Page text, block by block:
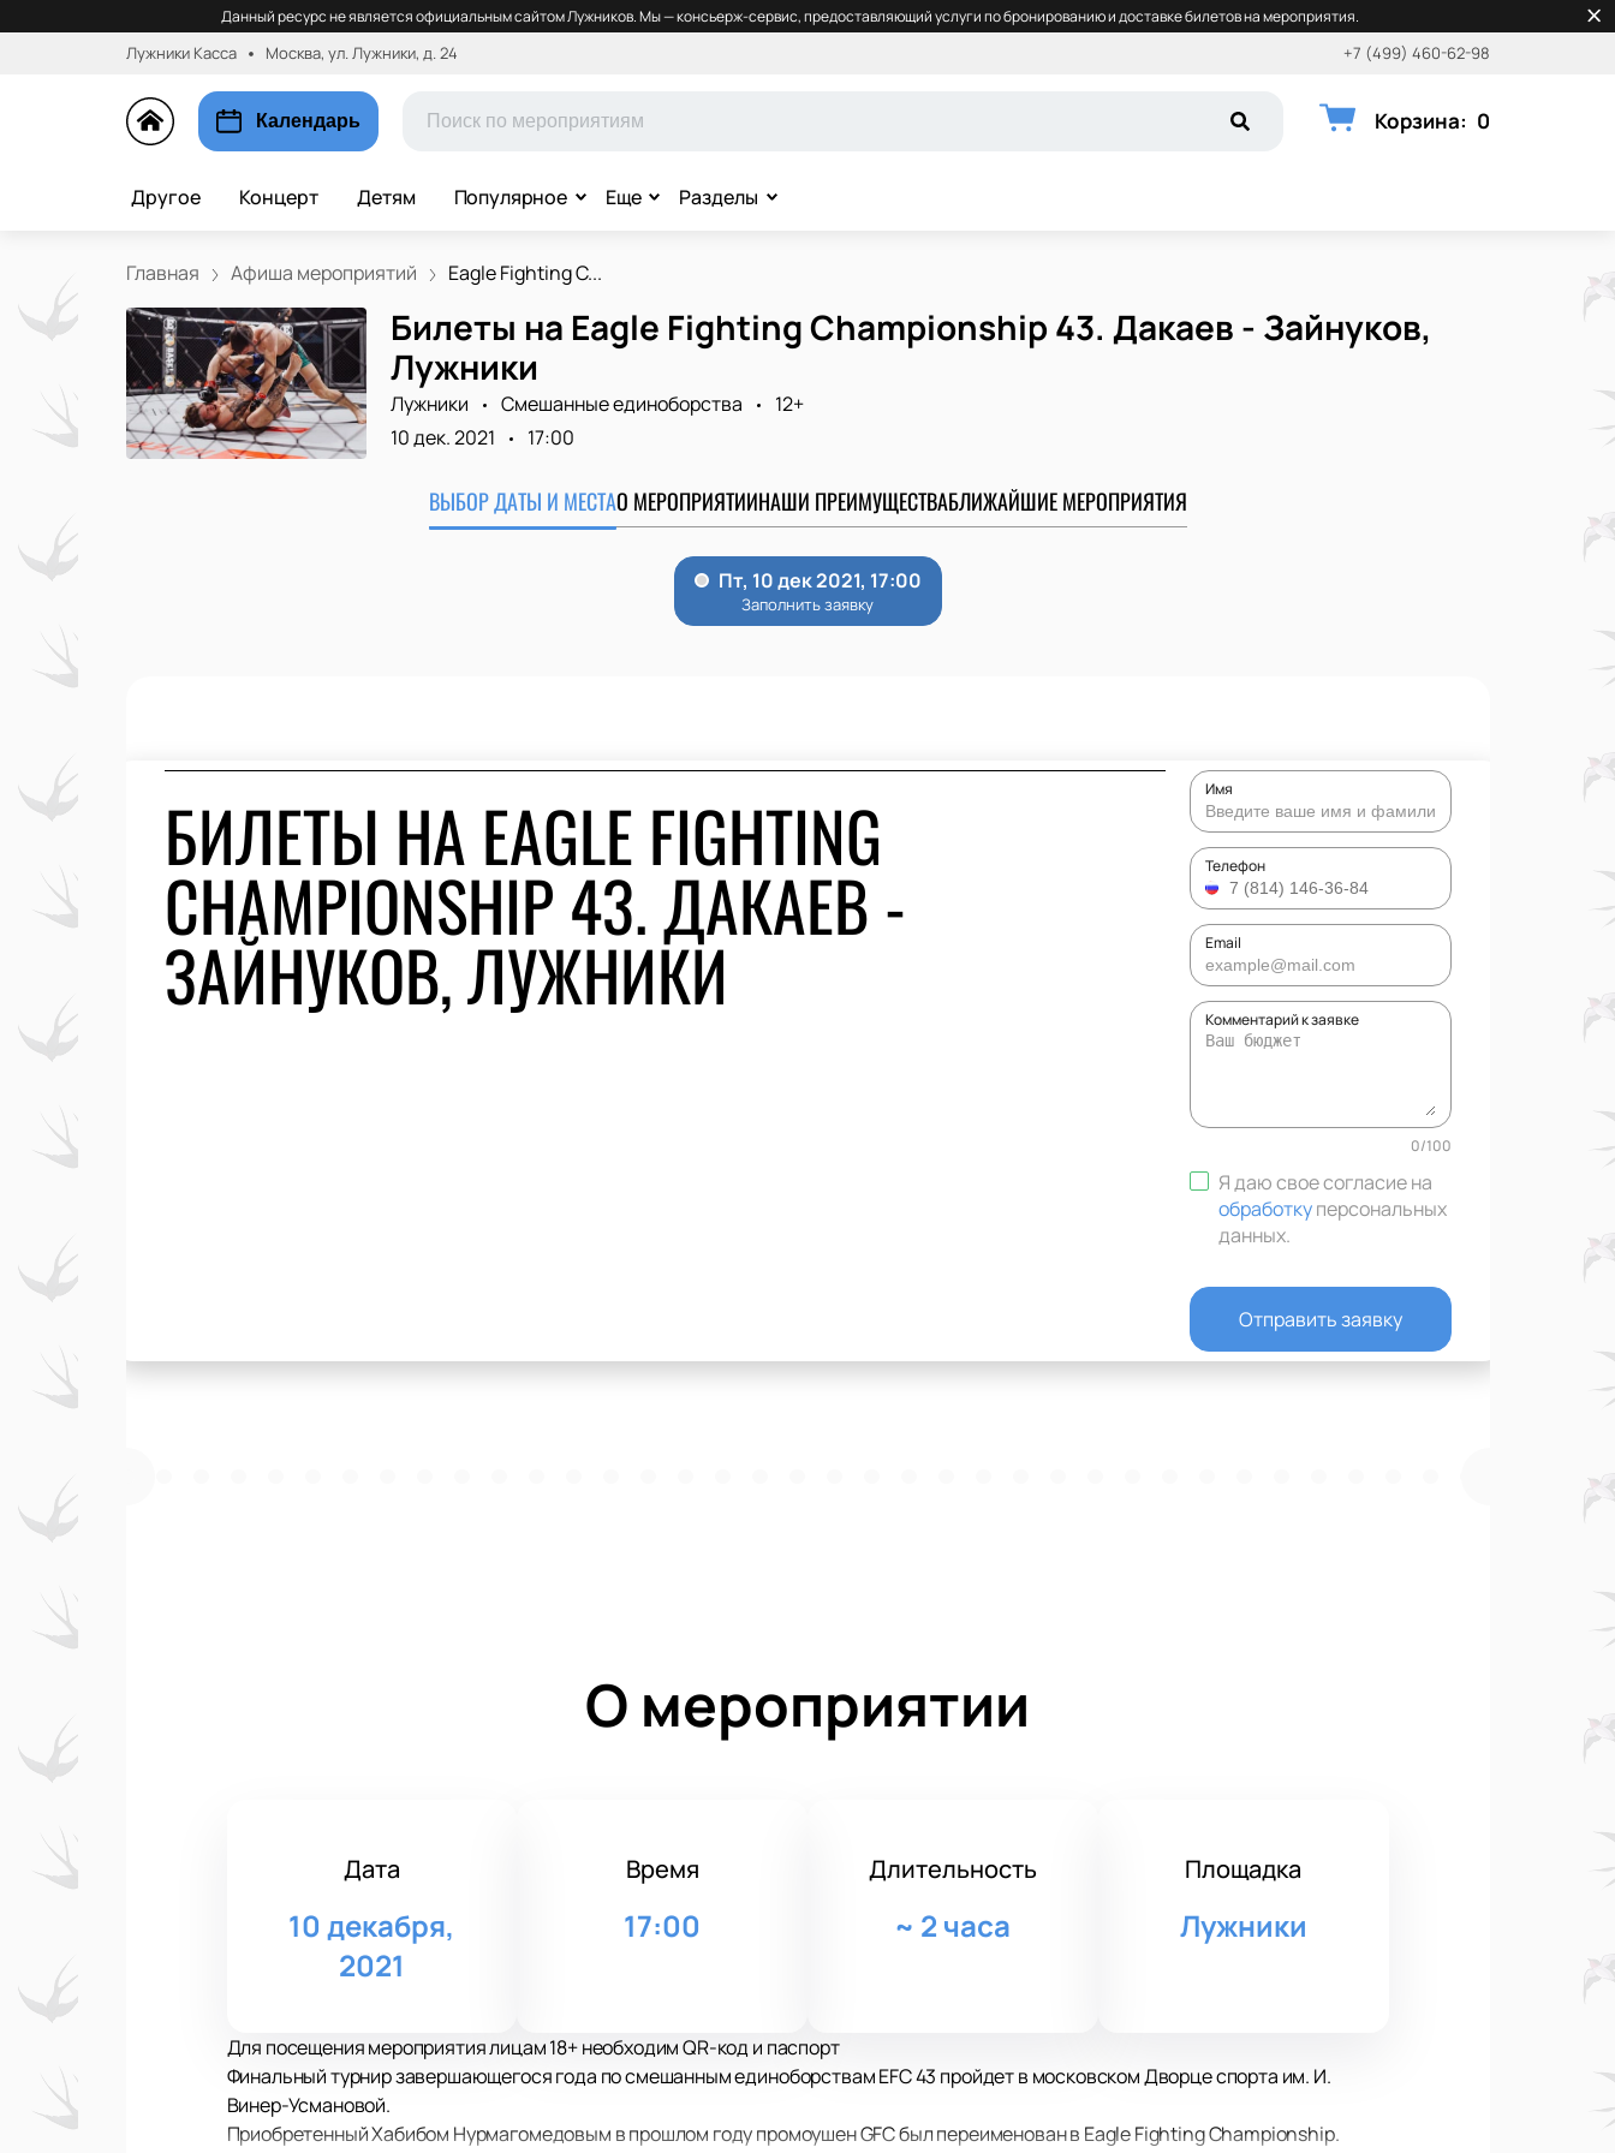
Данный ресурс не является официальным сайтом Лужников. Мы — консьерж-сервис, предоставляющий услуги по бронированию и доставке билетов на мероприятия.
Лужники Касса Москва, ул. Лужники, д. 24 +7 (499) 460-62-98
Календарь Корзина: 0
Другое Концерт Детям Популярное Еще Разделы
Главная Афиша мероприятий Eagle Fighting C...
Билеты на Eagle Fighting Championship 43. Дакаев - Зайнуков,
Лужники
Лужники Смешанные единоборства
12+
10 дек. 2021
17:00
ВЫБОР ДАТЫ И МЕСТАО МЕРОПРИЯТИИНАШИ ПРЕИМУЩЕСТВАБЛИЖАЙШИЕ МЕРОПРИЯТИЯ
БИЛЕТЫ НА EAGLE FIGHTING
CHAMPIONSHIP 43. ДАКАЕВ -
ЗАЙНУКОВ, ЛУЖНИКИ
Имя
Телефон
Email
Комментарий к заявке
0/100
Я даю свое согласие на
обработкуперсональных
данных.
Отправить заявку
О мероприятии
Дата
10 декабря,
2021
Время
17:00
Длительность
~ 2 часа
Площадка
Лужники
Для посещения мероприятия лицам 18+ необходим QR-код и паспорт
Финальный турнир завершающегося года по смешанным единоборствам EFC 43 пройдет в московском Дворце спорта им. И.
Винер-Усмановой.
Приобретенный Хабибом Нурмагомедовым в прошлом году промоушен GFC был переименован в Eagle Fighting Championship.